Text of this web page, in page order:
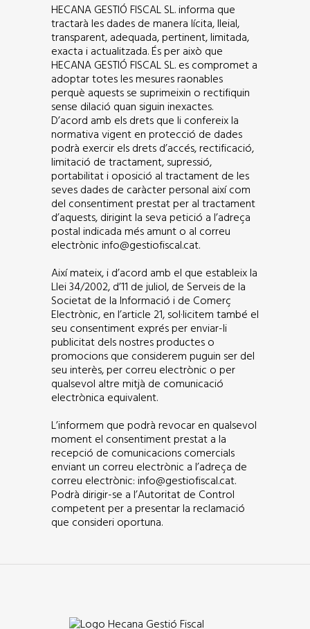
HECANA GESTIÓ FISCAL SL. informa que
tractarà les dades de manera lícita, lleial,
transparent, adequada, pertinent, limitada,
exacta i actualitzada. És per això que
HECANA GESTIÓ FISCAL SL. es compromet a
adoptar totes les mesures raonables
perquè aquests se suprimeixin o rectifiquin
sense dilació quan siguin inexactes.
D’acord amb els drets que li confereix la
normativa vigent en protecció de dades
podrà exercir els drets d’accés, rectificació,
limitació de tractament, supressió,
portabilitat i oposició al tractament de les
seves dades de caràcter personal així com
del consentiment prestat per al tractament
d’aquests, dirigint la seva petició a l’adreça
postal indicada més amunt o al correu
electrònic info@gestiofiscal.cat.
Així mateix, i d’acord amb el que estableix la
Llei 34/2002, d’11 de juliol, de Serveis de la
Societat de la Informació i de Comerç
Electrònic, en l’article 21, sol·licitem també el
seu consentiment exprés per enviar-li
publicitat dels nostres productes o
promocions que considerem puguin ser del
seu interès, per correu electrònic o per
qualsevol altre mitjà de comunicació
electrònica equivalent.
L’informem que podrà revocar en qualsevol
moment el consentiment prestat a la
recepció de comunicacions comercials
enviant un correu electrònic a l’adreça de
correu electrònic: info@gestiofiscal.cat.
Podrà dirigir-se a l’Autoritat de Control
competent per a presentar la reclamació
que consideri oportuna.